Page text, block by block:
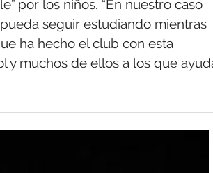
por los niños. “En nuestro caso
seguir estudiando mientras
ha hecho el club con esta
y muchos de ellos a los que